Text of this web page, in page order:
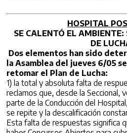
HOSPITAL
SE CALENTÓ EL
DE
Dos elementos han sido
la Asamblea del jueves 6/05
retomar el Plan de Lucha:
1) la total y absoluta falta de
reclamos que, desde la Seccional,
parte de la Conducción del
se repite y la descalificación
Esta falta de respuestas significa